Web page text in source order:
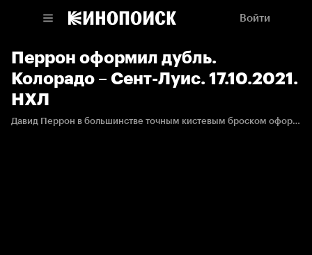
Войти
Перрон оформил дубль.
Колорадо – Сент-Луис. 17.10.2021.
НХЛ
Давид Перрон в большинстве точным кистевым броском оформляет дубль.